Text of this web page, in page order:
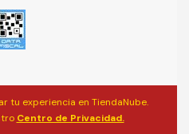
tu experiencia en TiendaNube.
Centro de Privacidad.